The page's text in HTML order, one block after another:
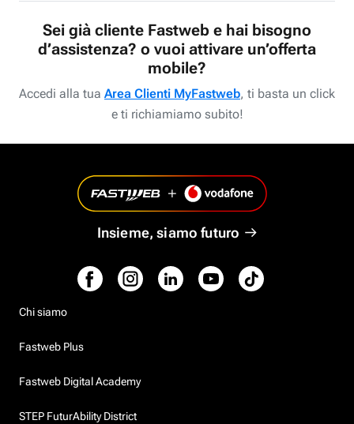
Sei già cliente Fastweb e hai bisogno
d’assistenza? o vuoi attivare un’offerta
mobile?
Accedi alla tua Area Clienti MyFastweb, ti basta un click
e ti richiamiamo subito!
Insieme, siamo futuro
Chi siamo
Fastweb Plus
Fastweb Digital Academy
STEP FuturAbility District